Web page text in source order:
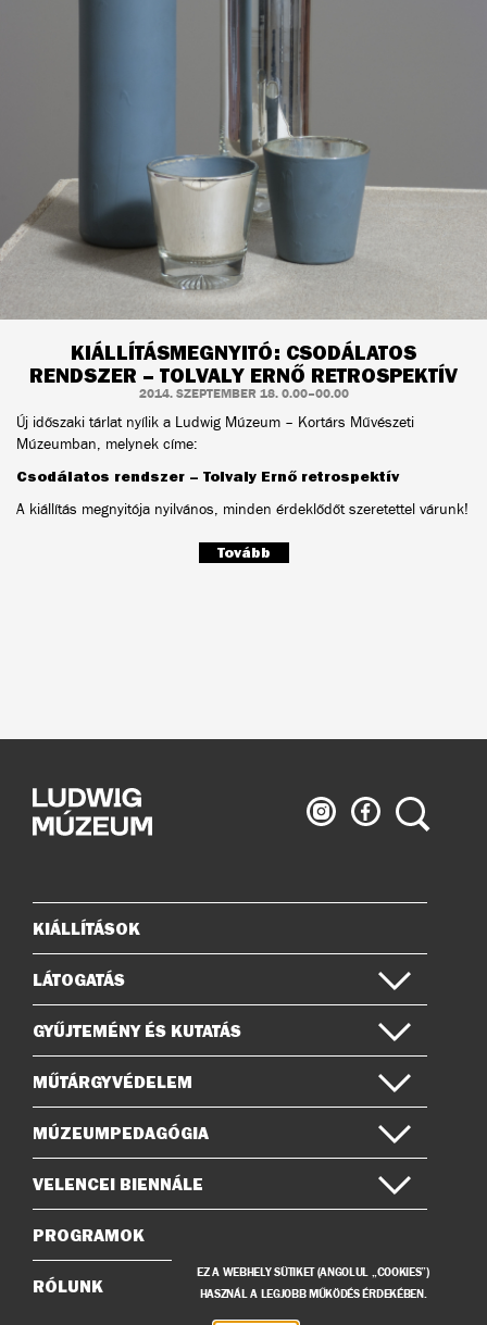
KIÁLLÍTÁSMEGNYITÓ: CSODÁLATOS
RENDSZER – TOLVALY ERNŐ RETROSPEKTÍV
2014. SZEPTEMBER 18. 0.00–00.00
Új időszaki tárlat nyílik a Ludwig Múzeum – Kortárs Művészeti
Múzeumban, melynek címe:
Csodálatos rendszer – Tolvaly Ernő retrospektív
A kiállítás megnyitója nyilvános, minden érdeklődőt szeretettel várunk!
Tovább
Ludwig
Múzeum
Ludwig
Múzeum
Keresés
Oldaltérkép
KIÁLLÍTÁSOK
LÁTOGATÁS
GYŰJTEMÉNY ÉS KUTATÁS
MŰTÁRGYVÉDELEM
MÚZEUMPEDAGÓGIA
VELENCEI BIENNÁLE
PROGRAMOK
RÓLUNK
EZ A WEBHELY SÜTIKET (ANGOLUL „COOKIES”)
HASZNÁL A LEGJOBB MŰKÖDÉS ÉRDEKÉBEN.